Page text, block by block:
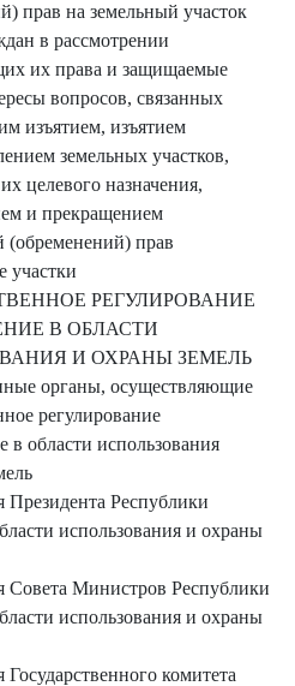
прав на земельный участок
в рассмотрении
их права и защищаемые
вопросов, связанных
изъятием, изъятием
земельных участков,
целевого назначения,
и прекращением
(обременений) прав
участки
РЕГУЛИРОВАНИЕ
В ОБЛАСТИ
И ОХРАНЫ ЗЕМЕЛЬ
органы, осуществляющие
регулирование
в области использования
Президента Республики
использования и охраны
Совета Министров Республики
использования и охраны
комитета